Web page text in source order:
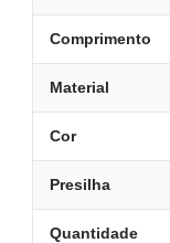
Comprimento
Material
Cor
Presilha
Quantidade